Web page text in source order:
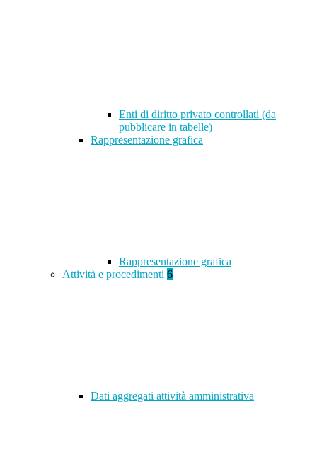
Enti di diritto privato controllati (da
pubblicare in tabelle)
Rappresentazione grafica
Rappresentazione grafica
Attività e procedimenti 6
Dati aggregati attività amministrativa